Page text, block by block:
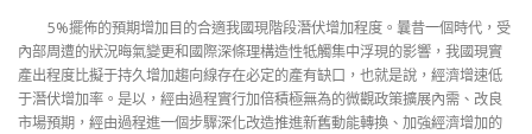
5%擺佈的預期增加目的合適我國現階段潛伏增加程度。曩昔一個時代，受
內部周遭的狀況晦氣變更和國際深條理構造性牴觸集中浮現的影響，我國現實
產出程度比擬于持久增加趨向線存在必定的產有缺口，也就是說，經濟增速低
于潛伏增加率。是以，經由過程實行加倍積極無為的微觀政策擴展內需、改良
市場預期，經由過程進一個步驟深化改造推進新舊動能轉換、加強經濟增加的